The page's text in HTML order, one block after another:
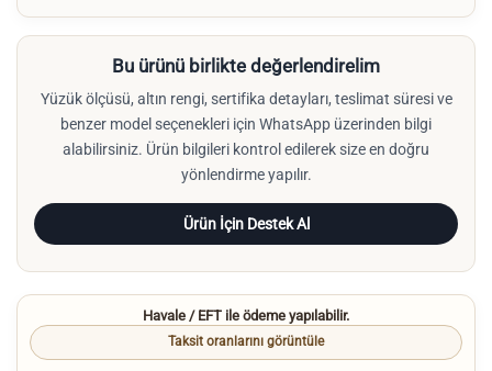
Bu ürünü birlikte değerlendirelim
Yüzük ölçüsü, altın rengi, sertifika detayları, teslimat süresi ve
benzer model seçenekleri için WhatsApp üzerinden bilgi
alabilirsiniz. Ürün bilgileri kontrol edilerek size en doğru
yönlendirme yapılır.
Ürün İçin Destek Al
Havale / EFT ile ödeme yapılabilir.
Taksit oranlarını görüntüle